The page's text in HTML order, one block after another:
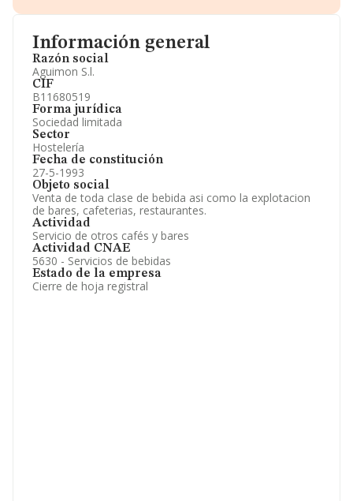
Información general
Razón social
Aguimon S.l.
CIF
B11680519
Forma jurídica
Sociedad limitada
Sector
Hostelería
Fecha de constitución
27-5-1993
Objeto social
Venta de toda clase de bebida asi como la explotacion
de bares, cafeterias, restaurantes.
Actividad
Servicio de otros cafés y bares
Actividad CNAE
5630 - Servicios de bebidas
Estado de la empresa
Cierre de hoja registral
Información oficial y registral complementaria.